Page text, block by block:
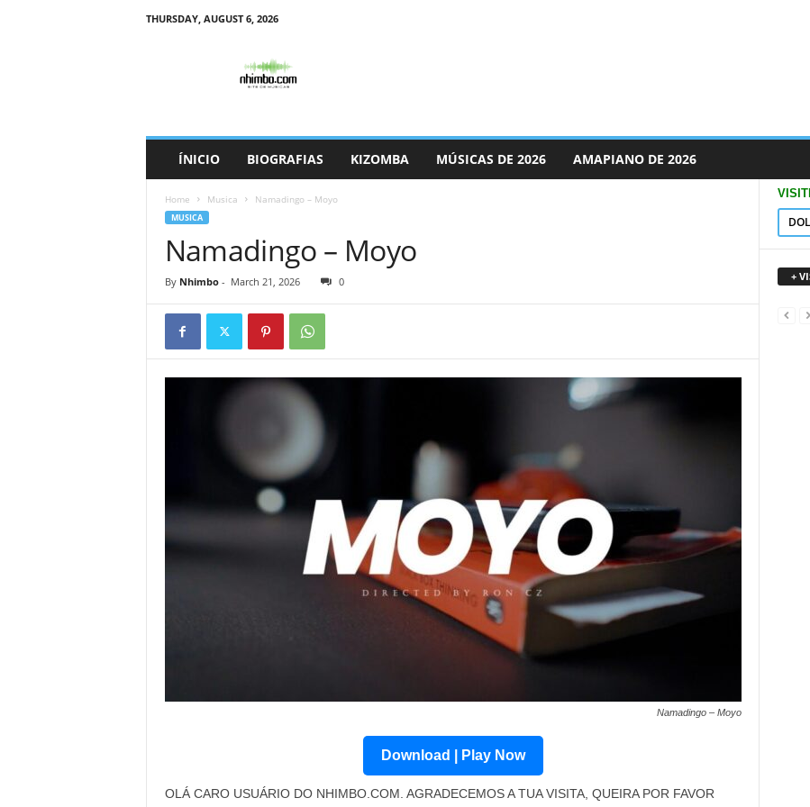
THURSDAY, AUGUST 6, 2026
ÍNICIO BIOGRAFIAS KIZOMBA MÚSICAS DE 2026 AMAPIANO DE 2026
Home Musica Namadingo – Moyo
MUSICA
Namadingo – Moyo
By Nhimbo- March 21, 2026 0
Namadingo – Moyo
Download | Play Now
OLÁ CARO USUÁRIO DO NHIMBO.COM. AGRADECEMOS A TUA VISITA, QUEIRA POR FAVOR
+